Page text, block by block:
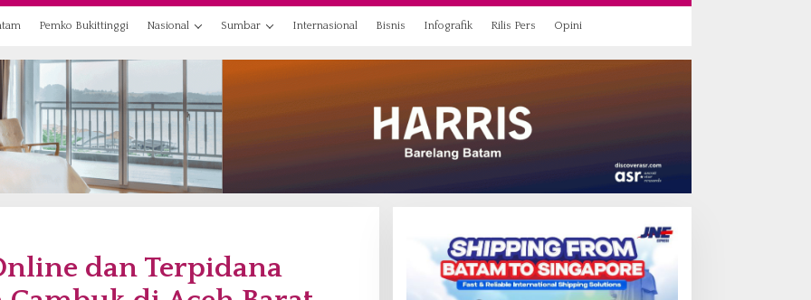
Pemko Bukittinggi Nasional Sumbar Internasional Bisnis Infografik Rilis Pers Opini
dan Terpidana